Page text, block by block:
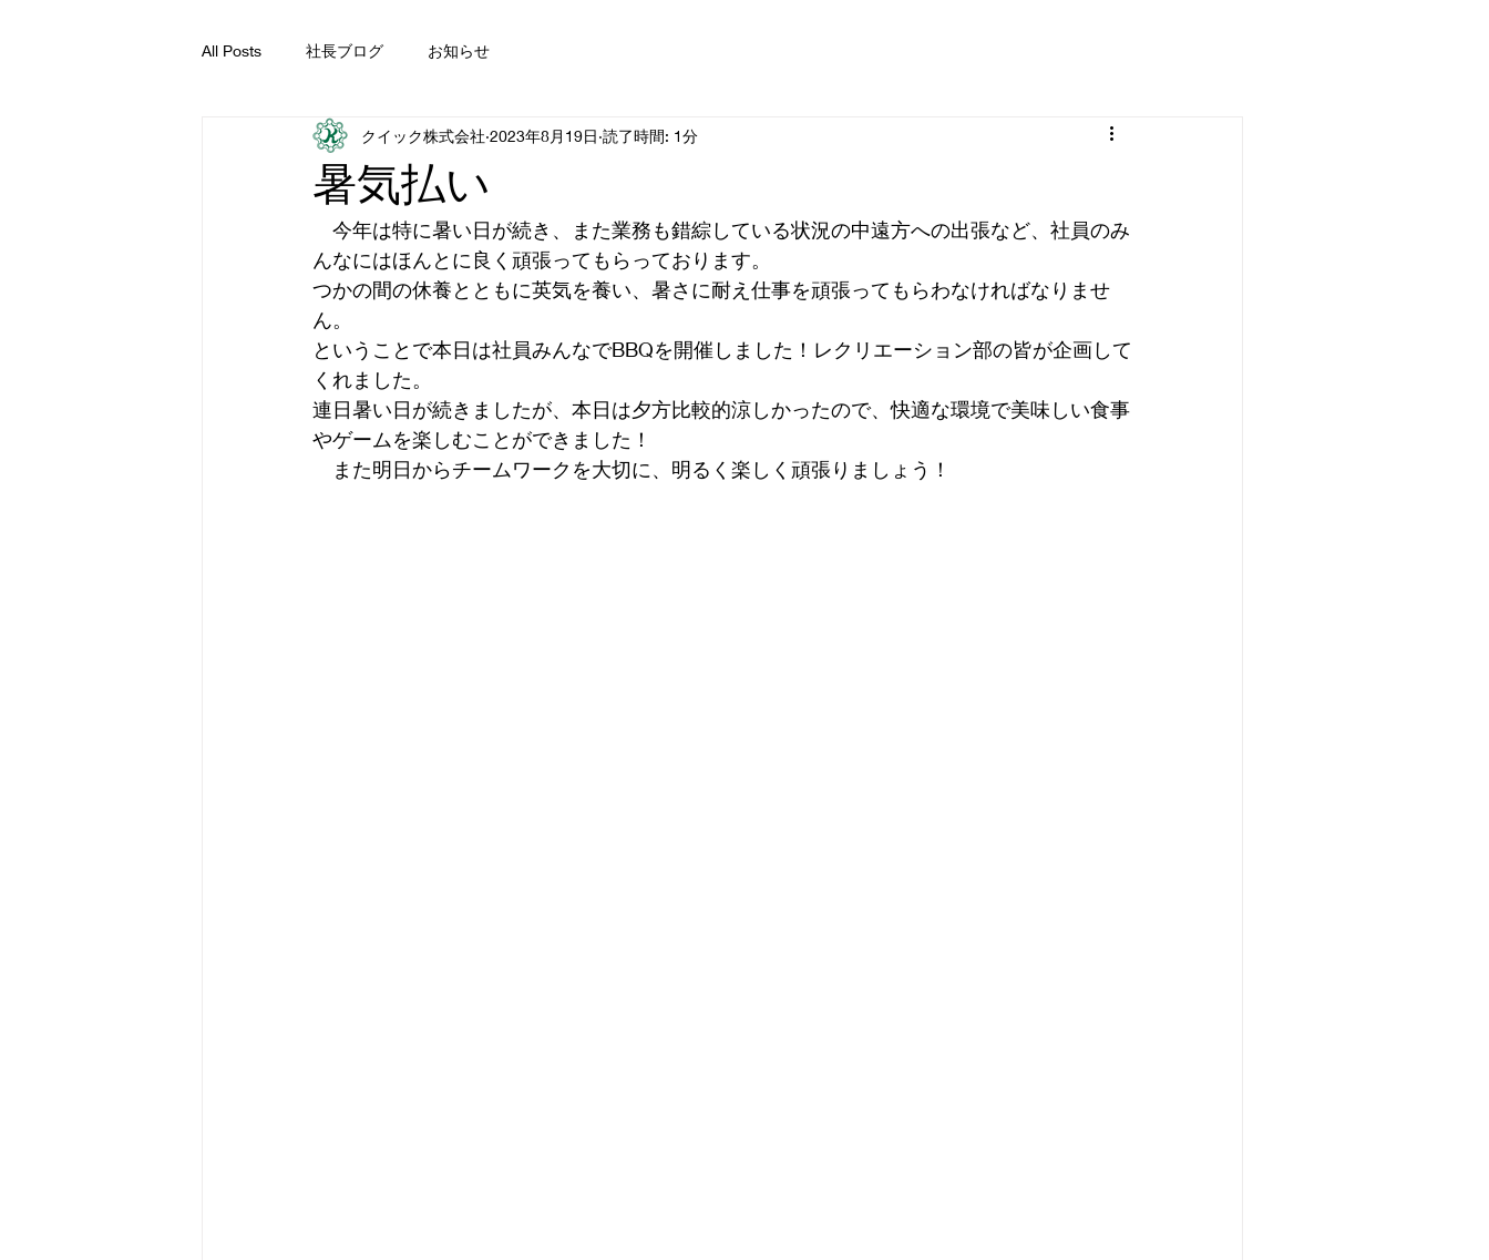
All Posts 社長ブログ お知らせ
暑気払い
クイック株式会社 2023年8月19日 読了時間: 1分
今年は特に暑い日が続き、また業務も錯綜している状況の中遠方への出張など、社員のみ
んなにはほんとに良く頑張ってもらっております。
つかの間の休養とともに英気を養い、暑さに耐え仕事を頑張ってもらわなければなりませ
ん。
ということで本日は社員みんなでBBQを開催しました！レクリエーション部の皆が企画して
くれました。
連日暑い日が続きましたが、本日は夕方比較的涼しかったので、快適な環境で美味しい食事
やゲームを楽しむことができました！
また明日からチームワークを大切に、明るく楽しく頑張りましょう！